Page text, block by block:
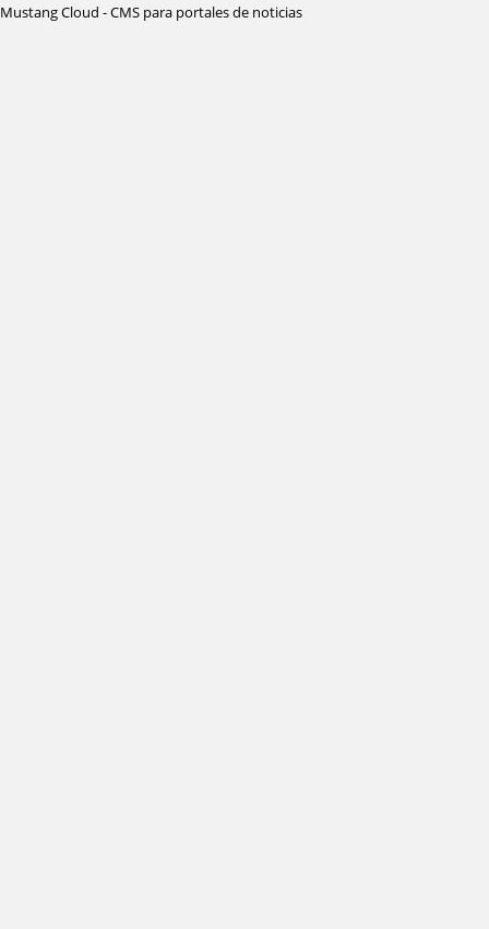
Mustang Cloud - CMS para portales de noticias